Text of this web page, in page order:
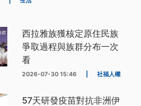
西拉雅族獲核定原住民族
爭取過程與族群分布一次
看
2026-07-30 15:46 社福人權
57天研發疫苗對抗非洲伊